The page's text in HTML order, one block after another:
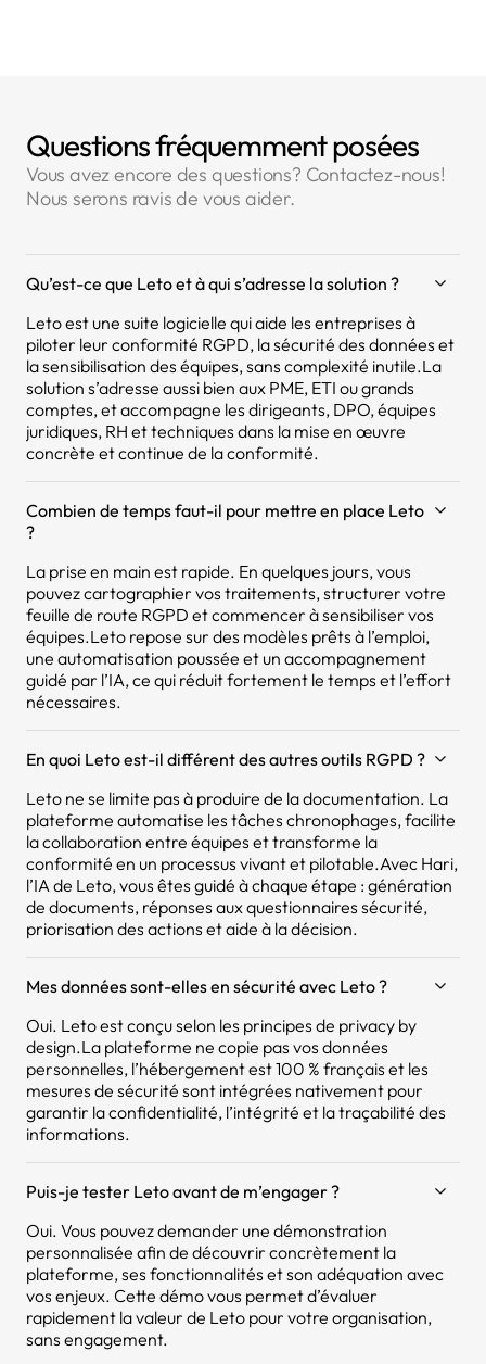
Questions fréquemment posées
Vous avez encore des questions? Contactez-nous!
Nous serons ravis de vous aider.
Qu’est-ce que Leto et à qui s’adresse la solution ?
Leto est une suite logicielle qui aide les entreprises à
piloter leur conformité RGPD, la sécurité des données et
la sensibilisation des équipes, sans complexité inutile.La
solution s’adresse aussi bien aux PME, ETI ou grands
comptes, et accompagne les dirigeants, DPO, équipes
juridiques, RH et techniques dans la mise en œuvre
concrète et continue de la conformité.
Combien de temps faut-il pour mettre en place Leto
?
La prise en main est rapide. En quelques jours, vous
pouvez cartographier vos traitements, structurer votre
feuille de route RGPD et commencer à sensibiliser vos
équipes.Leto repose sur des modèles prêts à l’emploi,
une automatisation poussée et un accompagnement
guidé par l’IA, ce qui réduit fortement le temps et l’effort
nécessaires.
En quoi Leto est-il différent des autres outils RGPD ?
Leto ne se limite pas à produire de la documentation. La
plateforme automatise les tâches chronophages, facilite
la collaboration entre équipes et transforme la
conformité en un processus vivant et pilotable.Avec Hari,
l’IA de Leto, vous êtes guidé à chaque étape : génération
de documents, réponses aux questionnaires sécurité,
priorisation des actions et aide à la décision.
Mes données sont-elles en sécurité avec Leto ?
Oui. Leto est conçu selon les principes de privacy by
design.La plateforme ne copie pas vos données
personnelles, l’hébergement est 100 % français et les
mesures de sécurité sont intégrées nativement pour
garantir la confidentialité, l’intégrité et la traçabilité des
informations.
Puis-je tester Leto avant de m’engager ?
Oui. Vous pouvez demander une démonstration
personnalisée afin de découvrir concrètement la
plateforme, ses fonctionnalités et son adéquation avec
vos enjeux. Cette démo vous permet d’évaluer
rapidement la valeur de Leto pour votre organisation,
sans engagement.